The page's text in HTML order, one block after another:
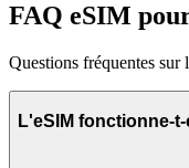
FAQ eSIM
Questions fréquentes
L'eSIM fonctionne-